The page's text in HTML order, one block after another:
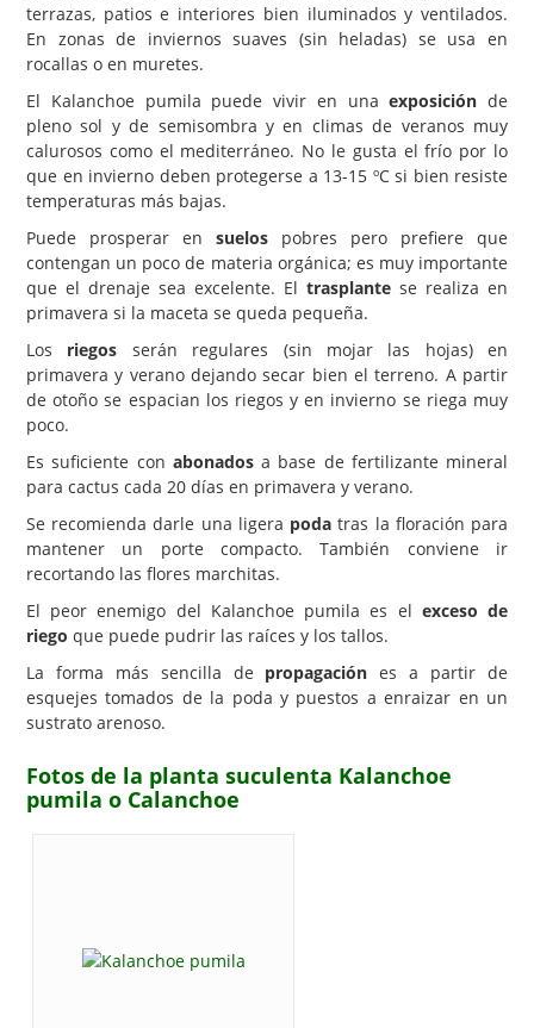
terrazas, patios e interiores bien iluminados y ventilados.
En zonas de inviernos suaves (sin heladas) se usa en
rocallas o en muretes.
El Kalanchoe pumila puede vivir en unaexposición de
pleno sol y de semisombra y en climas de veranos muy
calurosos como el mediterráneo. No le gusta el frío por lo
que en invierno deben protegerse a 13-15 ºC si bien resiste
temperaturas más bajas.
Puede prosperar en suelos pobres pero prefiere que
contengan un poco de materia orgánica; es muy importante
que el drenaje sea excelente. El trasplante se realiza en
primavera si la maceta se queda pequeña.
Los riegos serán regulares (sin mojar las hojas) en
primavera y verano dejando secar bien el terreno. A partir
de otoño se espacian los riegos y en invierno se riega muy
poco.
Es suficiente con abonadosa base de fertilizante mineral
para cactus cada 20 días en primavera y verano.
Se recomienda darle una ligera poda tras la floración para
mantener un porte compacto. También conviene ir
recortando las flores marchitas.
El peor enemigo del Kalanchoe pumila es el exceso de
riego que puede pudrir las raíces y los tallos.
La forma más sencilla de propagación es a partir de
esquejes tomados de la poda y puestos a enraizar en un
sustrato arenoso.
Fotos de la planta suculenta Kalanchoe
pumila o Calanchoe